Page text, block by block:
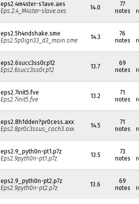
eps2.4m4ster-s1ave.aes
Eps.2.4_M4ster-slave.aes
14.0
77
notes
eps2.5h4ndshake.sme
Eps2.5p0ign33_d3_main.sme
14.3
76
notes
eps2.6succ3ss0r.p12
Eps2.6succ3ss0r.p12
13.7
69
notes
eps2.7init5.fve
Eps2.7init5.fve
13.2
71
notes
eps2.8h1dden?pr0cess.axx
Eps2.8pr0c3ssus_cach3.axx
14.5
71
notes
eps2.9_pyth0n-pt1.p7z
Eps2.9pyth0n-pt1.p7z
13.5
73
notes
eps2.9_pyth0n-pt2.p7z
Eps2.9pyth0n-pt2.p7z
13.6
69
notes